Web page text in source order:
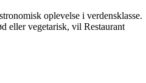
oplevelse i verdensklasse.
eller vegetarisk, vil Restaurant